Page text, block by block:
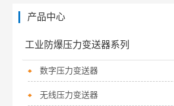
产品中心
工业防爆压力变送器系列
数字压力变送器
无线压力变送器